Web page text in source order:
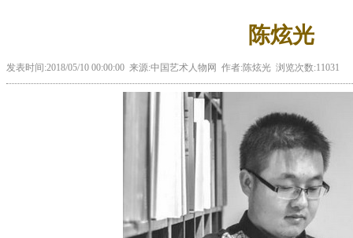
陈炫光
发表时间:2018/05/10 00:00:00 来源:中国艺术人物网 作者:陈炫光 浏览次数:11031